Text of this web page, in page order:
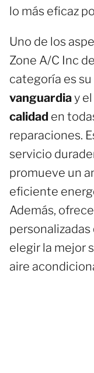
lo más eficaz
Uno de los
Zone A/C Inc
categoría es
vanguardiay
calidad en
reparaciones.
servicio
promueve un
eficiente
Además,
elegir la mejor
aire